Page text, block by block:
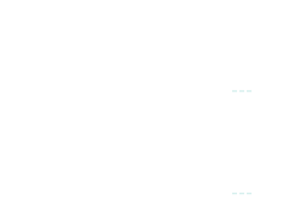
---
---